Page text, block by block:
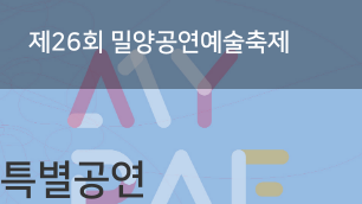
제26회 밀양공연예술축제
특별공연